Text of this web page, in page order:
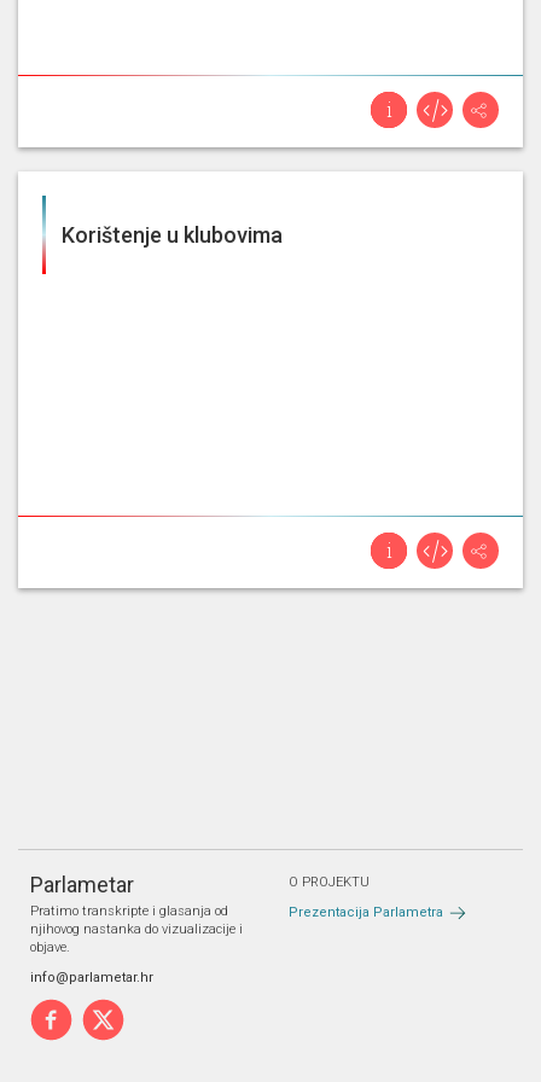
Korištenje u klubovima
Parlametar
Pratimo transkripte i glasanja od
njihovog nastanka do vizualizacije i
objave.
info@parlametar.hr
O PROJEKTU
Prezentacija Parlametra